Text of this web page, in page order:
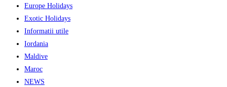
Europe Holidays
Exotic Holidays
Informatii utile
Iordania
Maldive
Maroc
NEWS